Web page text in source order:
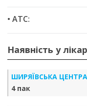
• ATC:
Наявність у
ШИРЯЇВСЬКА
4 пак